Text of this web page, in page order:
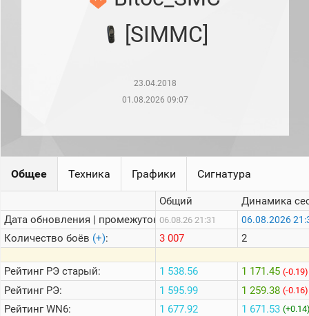
игроков
Кланы
Информация
Онлайн
Цветовая
шкала
[SIMMC]
23.04.2018
01.08.2026 09:07
Общее Техника Графики Сигнатура
Дата обновления | промежуток:
Количество боёв (+):
РейтингРЭ старый:
РейтингРЭ:
РейтингWN6:
Общий
06.08.26 21:31
3 007
1 538.56
1 595.99
1 677.92
Динамика
06.08.2026
2
1 171.45 (-0.19)
1 259.38 (-0.16)
1 671.53